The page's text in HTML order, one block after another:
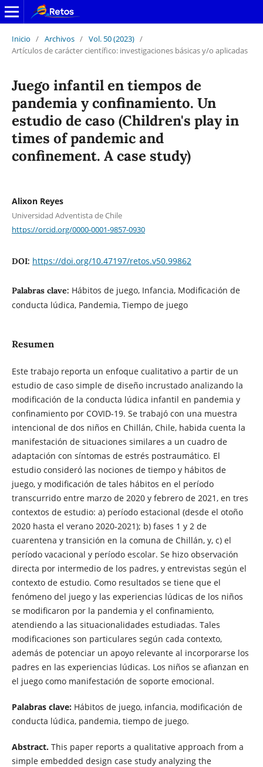
Inicio / Archivos / Vol. 50 (2023) /
Artículos de carácter científico: investigaciones básicas y/o aplicadas
Juego infantil en tiempos de
pandemia y confinamiento. Un
estudio de caso (Children's play in
times of pandemic and
confinement. A case study)
Alixon Reyes
Universidad Adventista de Chile
https://orcid.org/0000-0001-9857-0930
DOI: https://doi.org/10.47197/retos.v50.99862
Palabras clave: Hábitos de juego, Infancia, Modificación de
conducta lúdica, Pandemia, Tiempo de juego
Resumen
Este trabajo reporta un enfoque cualitativo a partir de un
estudio de caso simple de diseño incrustado analizando la
modificación de la conducta lúdica infantil en pandemia y
confinamiento por COVID-19. Se trabajó con una muestra
intencional de dos niños en Chillán, Chile, habida cuenta la
manifestación de situaciones similares a un cuadro de
adaptación con síntomas de estrés postraumático. El
estudio consideró las nociones de tiempo y hábitos de
juego, y modificación de tales hábitos en el período
transcurrido entre marzo de 2020 y febrero de 2021, en tres
contextos de estudio: a) período estacional (desde el otoño
2020 hasta el verano 2020-2021); b) fases 1 y 2 de
cuarentena y transición en la comuna de Chillán, y, c) el
período vacacional y período escolar. Se hizo observación
directa por intermedio de los padres, y entrevistas según el
contexto de estudio. Como resultados se tiene que el
fenómeno del juego y las experiencias lúdicas de los niños
se modificaron por la pandemia y el confinamiento,
atendiendo a las situacionalidades estudiadas. Tales
modificaciones son particulares según cada contexto,
además de potenciar un apoyo relevante al incorporarse los
padres en las experiencias lúdicas. Los niños se afianzan en
el juego como manifestación de soporte emocional.
Palabras clave: Hábitos de juego, infancia, modificación de
conducta lúdica, pandemia, tiempo de juego.
Abstract. This paper reports a qualitative approach from a
simple embedded design case study analyzing the